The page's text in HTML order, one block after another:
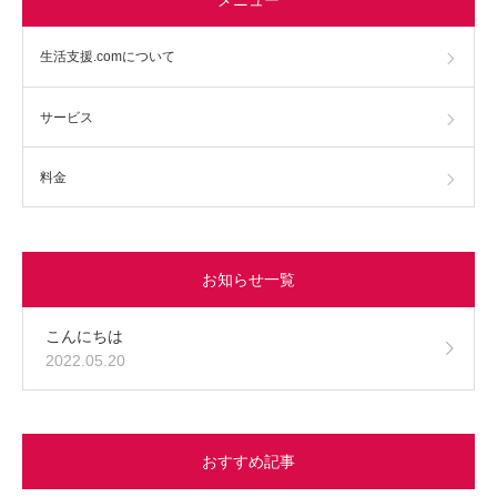
生活支援.comについて
サービス
料金
お知らせ一覧
こんにちは
2022.05.20
おすすめ記事